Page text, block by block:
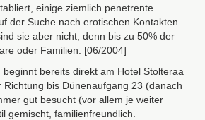
einige ziemlich penetrente
der Suche nach erotischen Kontakten
sie aber nicht, denn bis zu 50% der
oder Familien. [06/2004]
beginnt bereits direkt am Hotel Stolteraa
Richtung bis Dünenaufgang 23 (danach
gut besucht (vor allem je weiter
gemischt, familienfreundlich.